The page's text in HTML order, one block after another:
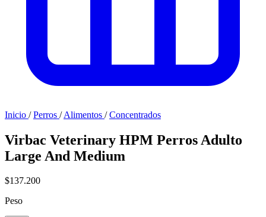
Inicio / Perros / Alimentos / Concentrados
Virbac Veterinary HPM Perros Adulto
Large And Medium
$137.200
Peso